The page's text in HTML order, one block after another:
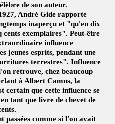
de son auteur.
André Gide rapporte
inaperçu et "qu'en dix
exemplaires". Peut-être
influence
jeunes esprits, pendant une
terrestres". Influence
retrouve, chez beaucoup
à Albert Camus, la
que cette influence se
tant que livre de chevet de
passées comme si l'on avait